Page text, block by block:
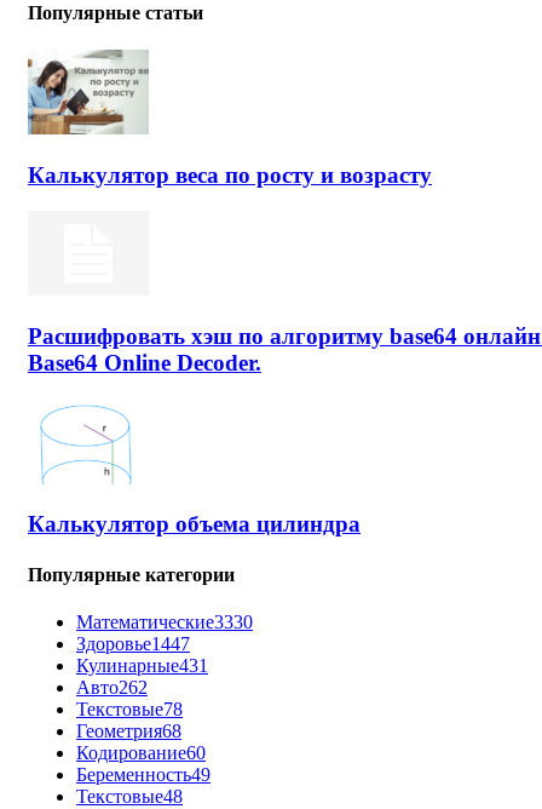
Популярные статьи
Калькулятор веса по росту и возрасту
Расшифровать хэш по алгоритму base64
Base64 Online Decoder.
Калькулятор объема цилиндра
Популярные категории
Математические3330
Здоровье1447
Кулинарные431
Авто262
Текстовые78
Геометрия68
Кодирование60
Беременность49
Текстовые48